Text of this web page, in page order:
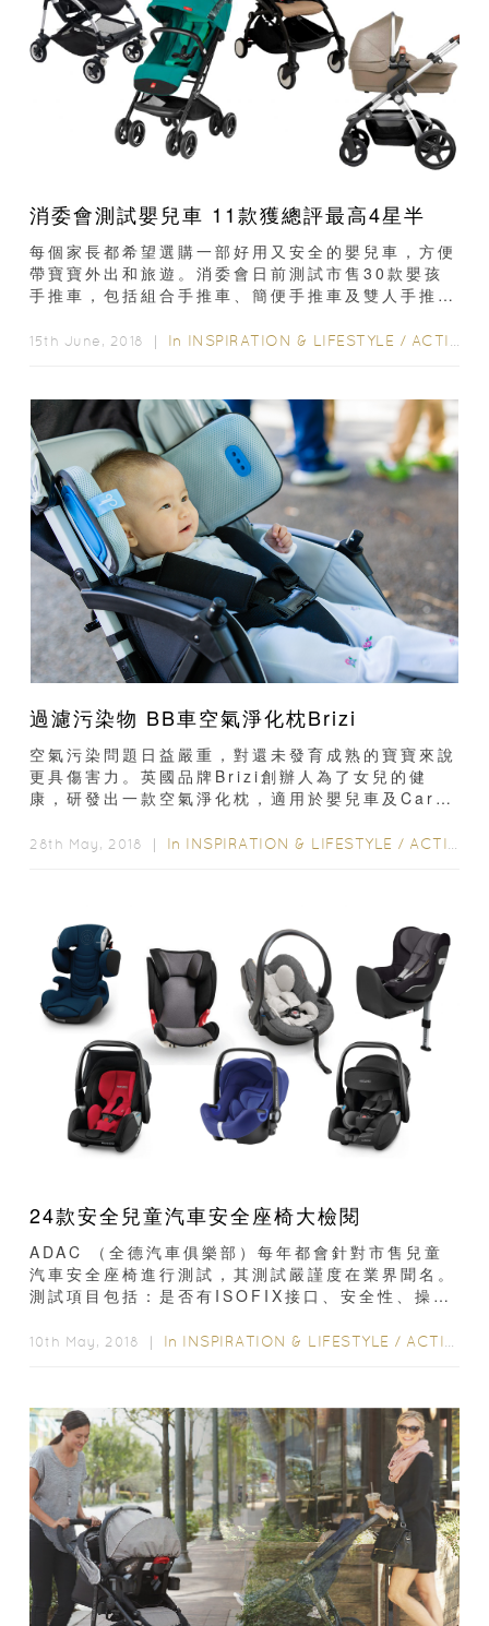
消委會測試嬰兒車 11款獲總評最高4星半
每個家長都希望選購一部好用又安全的嬰兒車，方便
帶寶寶外出和旅遊。消委會日前測試市售30款嬰孩
手推車，包括組合手推車、簡便手推車及雙人手推
15th June, 2018 ｜ In INSPIRATION & LIFESTYLE / ACTIVITY & GEAR
過濾污染物 BB車空氣淨化枕Brizi
空氣污染問題日益嚴重，對還未發育成熟的寶寶來說
更具傷害力。英國品牌Brizi創辦人為了女兒的健
康，研發出一款空氣淨化枕，適用於嬰兒車及Car
染物...
28th May, 2018 ｜ In INSPIRATION & LIFESTYLE / ACTIVITY & GEAR
24款安全兒童汽車安全座椅大檢閱
ADAC （全德汽車俱樂部）每年都會針對市售兒童
汽車安全座椅進行測試，其測試嚴謹度在業界聞名。
測試項目包括：是否有ISOFIX接口、安全性、操作
10th May, 2018 ｜ In INSPIRATION & LIFESTYLE / ACTIVITY & GEAR